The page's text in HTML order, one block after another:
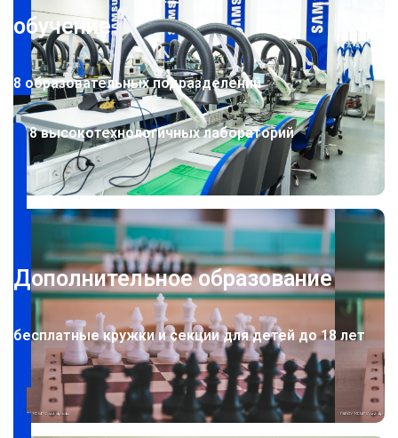
обучение
8 образовательных подразделений
118 высокотехнологичных лабораторий
Дополнительное образование
бесплатные кружки и секции для детей до 18 лет